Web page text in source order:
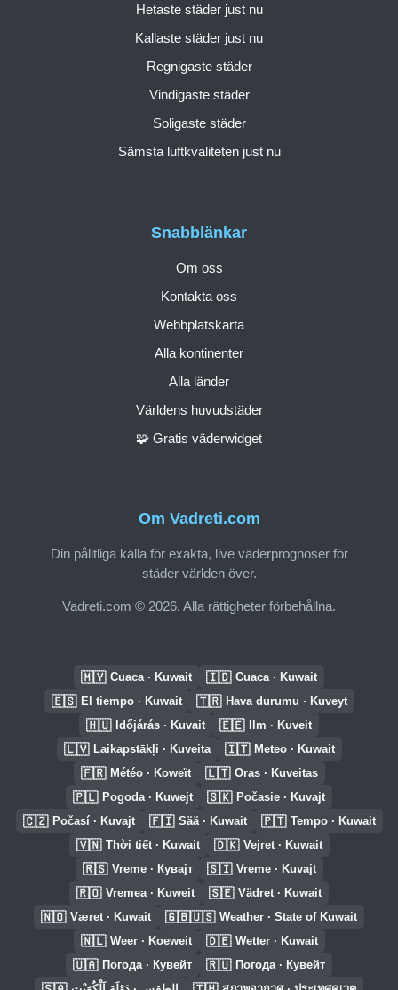
Om Vadreti.com
Din pålitliga källa för exakta, live väderprognoser för
städer världen över.
Vadreti.com © 2026. Alla rättigheter förbehållna.
Snabblänkar
Om oss
Kontakta oss
Webbplatskarta
Alla kontinenter
Alla länder
Världens huvudstäder
🧩 Gratis väderwidget
Hetaste städer just nu
Kallaste städer just nu
Regnigaste städer
Vindigaste städer
Soligaste städer
Sämsta luftkvaliteten just nu
🇲🇾 Cuaca · Kuwait 🇮🇩 Cuaca · Kuwait
🇪🇸 El tiempo · Kuwait 🇹🇷 Hava durumu · Kuveyt
🇭🇺 Időjárás · Kuvait 🇪🇪 Ilm · Kuveit
🇱🇻 Laikapstākļi · Kuveita 🇮🇹 Meteo · Kuwait
🇫🇷 Météo · Koweït 🇱🇹 Oras · Kuveitas
🇵🇱 Pogoda · Kuwejt 🇸🇰 Počasie · Kuvajt
🇨🇿 Počasí · Kuvajt 🇫🇮 Sää · Kuwait 🇵🇹 Tempo · Kuwait
🇻🇳 Thời tiết · Kuwait 🇩🇰 Vejret · Kuwait
🇷🇸 Vreme · Кувајт 🇸🇮 Vreme · Kuvajt
🇷🇴 Vremea · Kuweit 🇸🇪 Vädret · Kuwait
🇳🇴 Været · Kuwait 🇬🇧🇺🇸 Weather · State of Kuwait
🇳🇱 Weer · Koeweit 🇩🇪 Wetter · Kuwait
🇺🇦 Погода · Кувейт 🇷🇺 Погода · Кувейт